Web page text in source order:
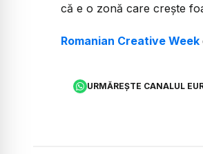
că e o zonă care crește
Romanian Creative Week
URMĂREȘTE CANALUL